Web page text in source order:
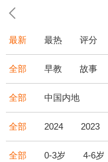
最新 最热 评分
全部 早教 故事
全部 中国内地
全部 2024 2023
全部 0-3岁 4-6岁